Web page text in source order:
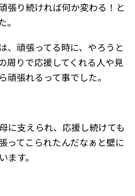
張り続ければ何か変わる！と
、頑張ってる時に、やろうと
周りで応援してくれる人や見
頑張れるって事でした。
に支えられ、応援し続けても
ってこられたんだなぁと壁に
ます。